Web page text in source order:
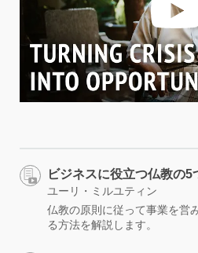
ビジネスに役立つ仏教の5
ユーリ・ミルユティン
仏教の原則に従って事業を営
る方法を解説します。